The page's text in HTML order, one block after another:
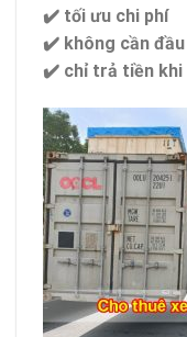
✔️ tối ưu chi phí
✔️ không cần
✔️ chỉ trả tiền khi